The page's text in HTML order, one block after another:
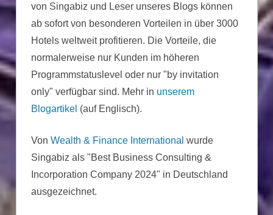
von Singabiz und Leser unseres Blogs können
ab sofort von besonderen Vorteilen in über 3000
Hotels weltweit profitieren. Die Vorteile, die
normalerweise nur Kunden im höheren
Programmstatuslevel oder nur "by invitation
only" verfügbar sind. Mehr in unserem
Blogartikel (auf Englisch).
Von Wealth & Finance International wurde
Singabiz als "Best Business Consulting &
Incorporation Company 2024" in Deutschland
ausgezeichnet.